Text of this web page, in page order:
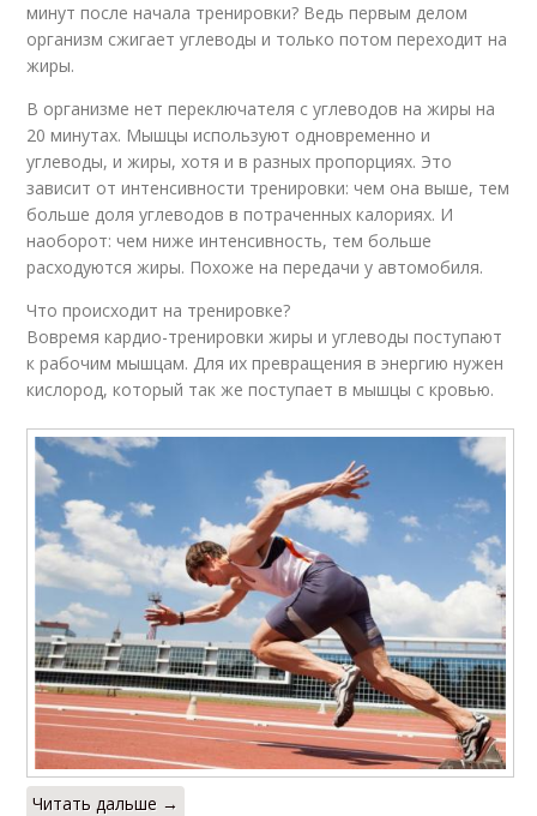
минут после начала тренировки? Ведь первым делом
организм сжигает углеводы и только потом переходит на
жиры.
В организме нет переключателя с углеводов на жиры на
20 минутах. Мышцы используют одновременно и
углеводы, и жиры, хотя и в разных пропорциях. Это
зависит от интенсивности тренировки: чем она выше, тем
больше доля углеводов в потраченных калориях. И
наоборот: чем ниже интенсивность, тем больше
расходуются жиры. Похоже на передачи у автомобиля.
Что происходит на тренировке?
Вовремя кардио-тренировки жиры и углеводы поступают
к рабочим мышцам. Для их превращения в энергию нужен
кислород, который так же поступает в мышцы с кровью.
Читать дальше →